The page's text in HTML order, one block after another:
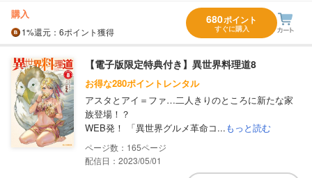
購入
1%還元 ：6ポイント獲得
680ポイント
すぐに購入
【電子版限定特典付き】異世界料理道8
お得な280ポイントレンタル
アスタとアイ＝ファ…二人きりのところに新たな家
族登場！？
WEB発！ 「異世界グルメ革命コ...もっと読む
165
配信日：2023/05/01